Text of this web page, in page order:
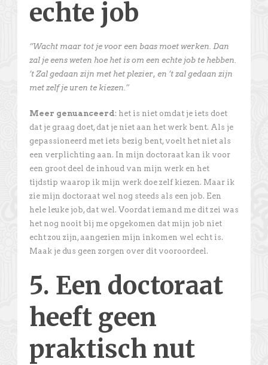
echte job
“Wacht maar tot je voor een baas moet werken. Dan
zal je eens weten hoe het is om een echte job te hebben.
’t Zal gedaan zijn met het plezier, en ’t zal gedaan zijn
met zelf je uren te kiezen.”
Meer genuanceerd: het is niet omdat je iets doet
dat je graag doet, dat je niet aan het werk bent. Als je
gepassioneerd met iets bezig bent, voelt het niet als
een verplichting aan. In mijn doctoraat kan ik voor
een groot deel de inhoud van mijn werk en het
tijdstip waarop ik mijn werk doe zelf kiezen. Maar ik
zie mijn doctoraat wel nog steeds als een job. Een
hele leuke job, dat wel. Voordat iemand me dit zei was
het nog nooit bij me opgekomen dat mijn job niet
echt zou zijn, aangezien mijn inkomen wel echt is.
Maak je dus geen zorgen over dit vooroordeel.
5. Een doctoraat
heeft geen
praktisch nut